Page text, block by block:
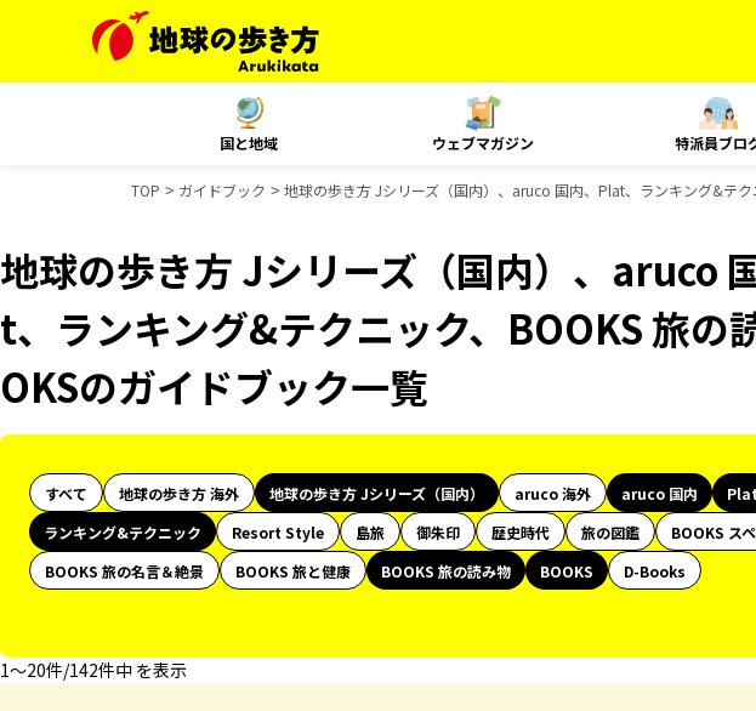
国と地域 ウェブマガジン 特派員ブロ
TOP ガイドブック 地球の歩き方 Jシリーズ（国内）、aruco 国内、Plat、ランキング&テ
地球の歩き方 Jシリーズ（国内）、aruco
t、ランキング&テクニック、BOOKS 旅の
OKSのガイドブック一覧
すべて 地球の歩き方 海外 地球の歩き方 Jシリーズ（国内） aruco 海外 aruco 国内
Plat
ランキング&テクニック
Resort Style 島旅 御朱印 歴史時代 旅の図鑑
BOOKS ス
BOOKS 旅の名言＆絶景
BOOKS 旅と健康 BOOKS 旅の読み物 BOOKS
D-Books
1〜20件/142件中 を表示